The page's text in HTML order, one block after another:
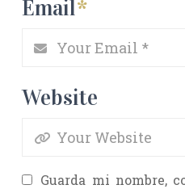
Email*
Website
Guarda mi nombre,